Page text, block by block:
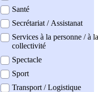
Santé
Secrétariat / Assistanat
Services à la personne / à la
collectivité
Spectacle
Sport
Transport / Logistique